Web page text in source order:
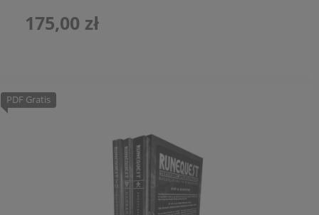
175,00 zł
PDF Gratis